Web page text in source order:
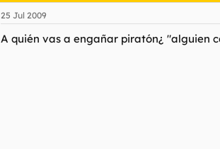
25 Jul 2009
A quién vas a engañar piratón¿ "alguien